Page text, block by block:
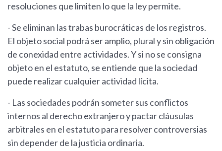
resoluciones que limiten lo que la ley permite.
- Se eliminan las trabas burocráticas de los registros.
El objeto social podrá ser amplio, plural y sin obligación
de conexidad entre actividades. Y si no se consigna
objeto en el estatuto, se entiende que la sociedad
puede realizar cualquier actividad lícita.
- Las sociedades podrán someter sus conflictos
internos al derecho extranjero y pactar cláusulas
arbitrales en el estatuto para resolver controversias
sin depender de la justicia ordinaria.